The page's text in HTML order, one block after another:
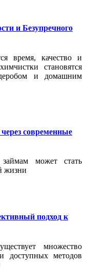
и Безупречного
время, качество и
становятся
и домашним
современные
может стать
жизни
подход к
множество
доступных методов